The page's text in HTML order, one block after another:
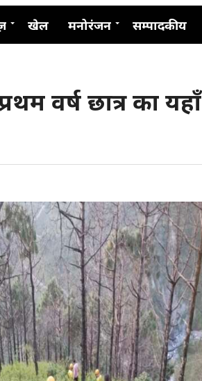
खेल मनोरंजन सम्पादकीय
वर्ष छात्र का यहाँ